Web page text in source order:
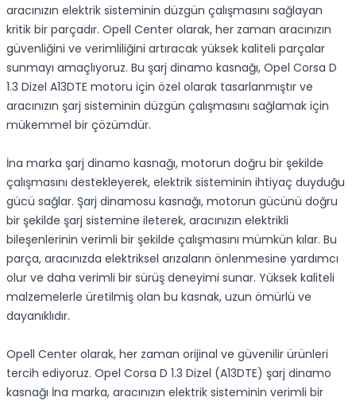
aracınızın elektrik sisteminin düzgün çalışmasını sağlayan
kritik bir parçadır. Opell Center olarak, her zaman aracınızın
güvenliğini ve verimliliğini artıracak yüksek kaliteli parçalar
sunmayı amaçlıyoruz. Bu şarj dinamo kasnağı, Opel Corsa D
1.3 Dizel A13DTE motoru için özel olarak tasarlanmıştır ve
aracınızın şarj sisteminin düzgün çalışmasını sağlamak için
mükemmel bir çözümdür.
İna marka şarj dinamo kasnağı, motorun doğru bir şekilde
çalışmasını destekleyerek, elektrik sisteminin ihtiyaç duyduğu
gücü sağlar. Şarj dinamosu kasnağı, motorun gücünü doğru
bir şekilde şarj sistemine ileterek, aracınızın elektrikli
bileşenlerinin verimli bir şekilde çalışmasını mümkün kılar. Bu
parça, aracınızda elektriksel arızaların önlenmesine yardımcı
olur ve daha verimli bir sürüş deneyimi sunar. Yüksek kaliteli
malzemelerle üretilmiş olan bu kasnak, uzun ömürlü ve
dayanıklıdır.
Opell Center olarak, her zaman orijinal ve güvenilir ürünleri
tercih ediyoruz. Opel Corsa D 1.3 Dizel (A13DTE) şarj dinamo
kasnağı İna marka, aracınızın elektrik sisteminin verimli bir